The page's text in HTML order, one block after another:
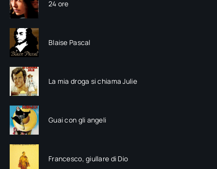
24 ore
Blaise Pascal
La mia droga si chiama Julie
Guai con gli angeli
Francesco, giullare di Dio